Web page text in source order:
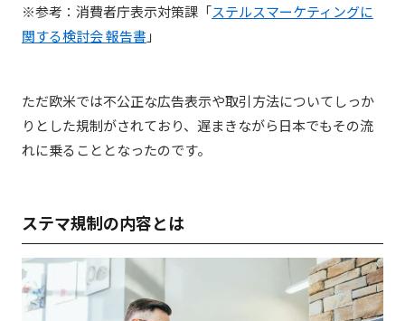
※参考：消費者庁表示対策課「ステルスマーケティングに
関する検討会 報告書 」
ただ欧米では不公正な広告表示や取引方法についてしっか
りとした規制がされており、遅まきながら日本でもその流
れに乗ることとなったのです。
ステマ規制の内容とは